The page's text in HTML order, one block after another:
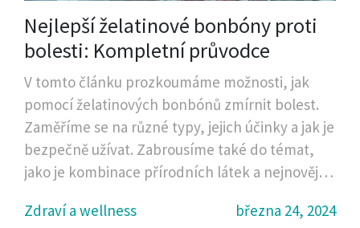
Nejlepší želatinové bonbóny proti
bolesti: Kompletní průvodce
V tomto článku prozkoumáme možnosti, jak
pomocí želatinových bonbónů zmírnit bolest.
Zaměříme se na různé typy, jejich účinky a jak je
bezpečně užívat. Zabrousíme také do témat,
jako je kombinace přírodních látek a nejnovější
mohly být želatinové bonbóny dobrým řešením
Zdraví a wellness března 24, 2024